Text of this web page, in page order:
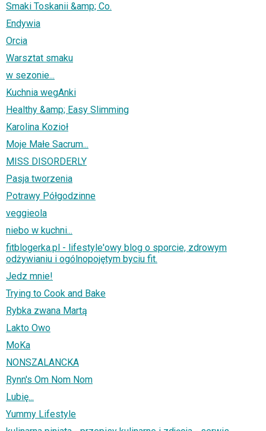
Smaki Toskanii &amp; Co.
Endywia
Orcia
Warsztat smaku
w sezonie...
Kuchnia wegAnki
Healthy &amp; Easy Slimming
Karolina Kozioł
Moje Małe Sacrum...
MISS DISORDERLY
Pasja tworzenia
Potrawy Półgodzinne
veggieola
niebo w kuchni...
fitblogerka.pl - lifestyle'owy blog o sporcie, zdrowym
odżywianiu i ogólnopojętym byciu fit.
Jedz mnie!
Trying to Cook and Bake
Rybka zwana Martą
Lakto Owo
MoKa
NONSZALANCKA
Rynn's Om Nom Nom
Lubię...
Yummy Lifestyle